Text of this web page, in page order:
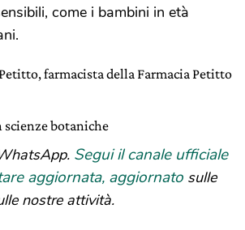
come i bambini in età
farmacista della Farmacia Petitto
botaniche
Segui il canale ufficiale
aggiornata, aggiornato sulle
nostre attività.